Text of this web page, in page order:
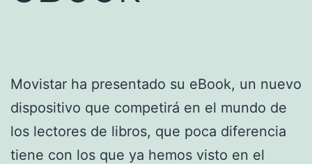
Movistar ha presentado su eBook, un nuevo
dispositivo que competirá en el mundo de
los lectores de libros, que poca diferencia
tiene con los que ya hemos visto en el